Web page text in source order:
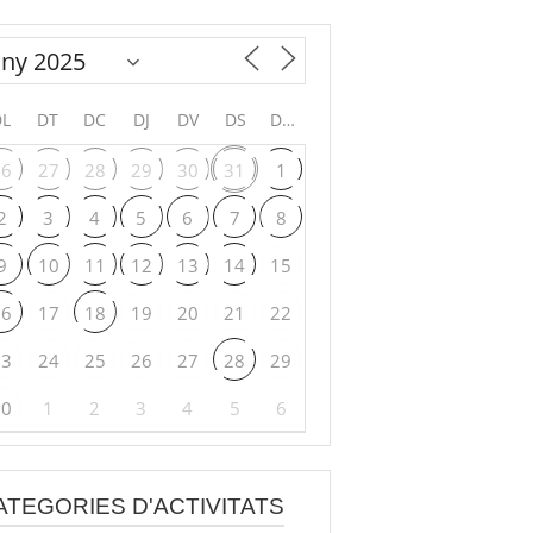
DT DC DJ DV DS DG
27 28 29 30 31
1
3 4 5 6 7
8
10 11 12 13 14
15
17 18 19 20 21
22
24 25 26 27 28
29
1 2 3 4 5 6
D'ACTIVITATS